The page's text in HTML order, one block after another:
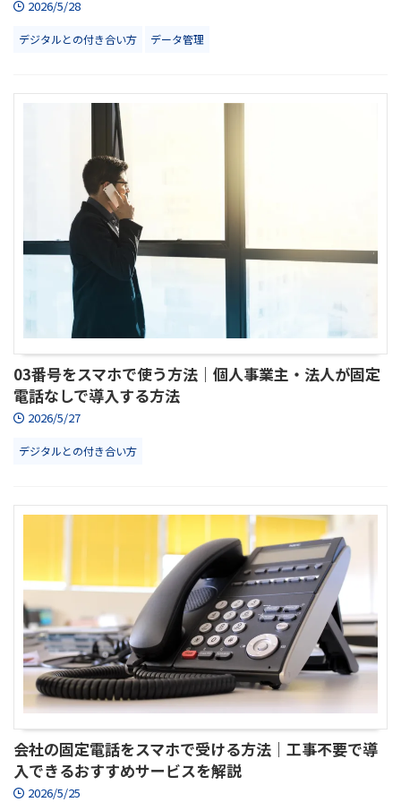
2026/5/28
デジタルとの付き合い方 データ管理
03番号をスマホで使う方法｜個人事業主・法人が固定
電話なしで導入する方法
2026/5/27
デジタルとの付き合い方
会社の固定電話をスマホで受ける方法｜工事不要で導
入できるおすすめサービスを解説
2026/5/25